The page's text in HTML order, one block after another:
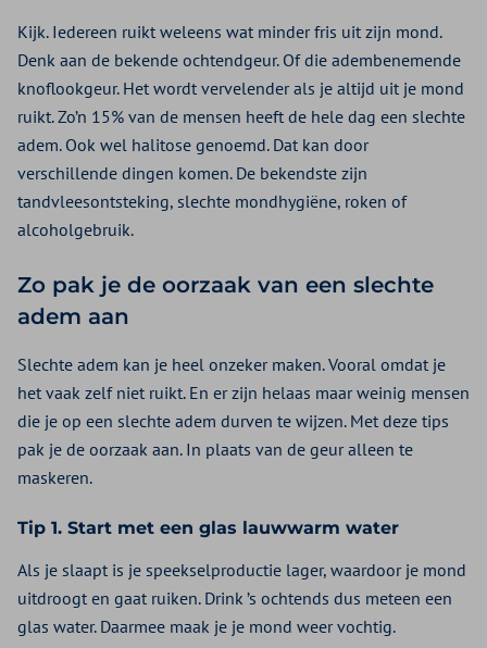
Kijk. Iedereen ruikt weleens wat minder fris uit zijn mond.
Denk aan de bekende ochtendgeur. Of die adembenemende
knoflookgeur. Het wordt vervelender als je altijd uit je mond
ruikt. Zo’n 15% van de mensen heeft de hele dag een slechte
adem. Ook wel halitose genoemd. Dat kan door
verschillende dingen komen. De bekendste zijn
tandvleesontsteking, slechte mondhygiëne, roken of
alcoholgebruik.
Zo pak je de oorzaak van een slechte
adem aan
Slechte adem kan je heel onzeker maken. Vooral omdat je
het vaak zelf niet ruikt. En er zijn helaas maar weinig mensen
die je op een slechte adem durven te wijzen. Met deze tips
pak je de oorzaak aan. In plaats van de geur alleen te
maskeren.
Tip 1. Start met een glas lauwwarm water
Als je slaapt is je speekselproductie lager, waardoor je mond
uitdroogt en gaat ruiken. Drink ’s ochtends dus meteen een
glas water. Daarmee maak je je mond weer vochtig.